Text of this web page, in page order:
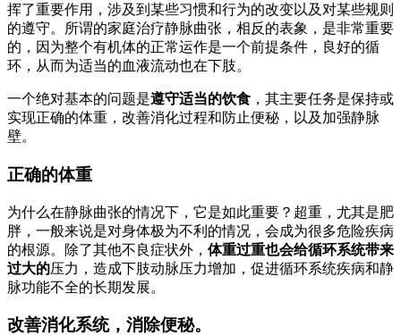
挥了重要作用，涉及到某些习惯和行为的改变以及对某些规则
的遵守。所谓的家庭治疗静脉曲张，相反的表象，是非常重要
的，因为整个有机体的正常运作是一个前提条件，良好的循
环，从而为适当的血液流动也在下肢。
一个绝对基本的问题是遵守适当的饮食 ，其主要任务是保持或
实现正确的体重，改善消化过程和防止便秘，以及加强静脉
壁。
正确的体重
为什么在静脉曲张的情况下，它是如此重要？超重，尤其是肥
胖，一般来说是对身体极为不利的情况，会成为很多危险疾病
的根源。除了其他不良症状外， 体重过重也会给循环系统带来
过大的压力，造成下肢动脉压力增加，促进循环系统疾病和静
脉功能不全的长期发展。
改善消化系统，消除便秘。